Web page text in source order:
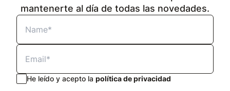
mantenerte al día de todas las novedades.
He leído y acepto la política de privacidad